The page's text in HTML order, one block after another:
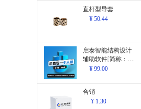
直杆型导套
¥ 50.44
启泰智能结构设计
辅助软件[简称：结
构设计辅助软
¥ 99.00
合销
¥ 1.30